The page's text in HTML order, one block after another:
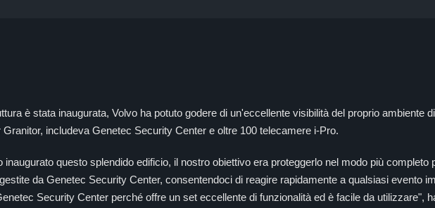
è stata inaugurata, Volvo ha potuto godere di un'eccellente visibilità del proprio ambiente
includeva Genetec Security Center e oltre 100 telecamere i-Pro.
inaugurato questo splendido edificio, il nostro obiettivo era proteggerlo nel modo più completo
da Genetec Security Center, consentendoci di reagire rapidamente a qualsiasi evento
Security Center perché offre un set eccellente di funzionalità ed è facile da utilizzare",